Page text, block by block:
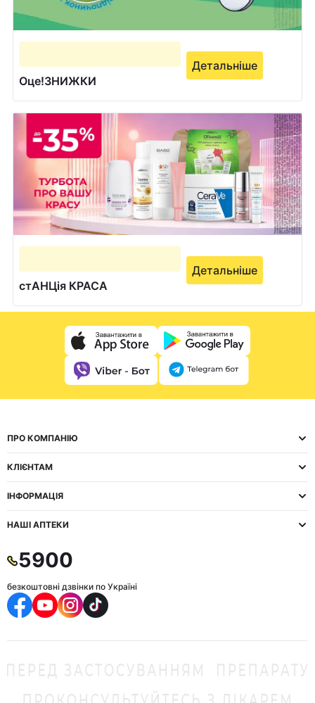
Оце!ЗНИЖКИ
Детальніше
стАНЦія КРАСА
Детальніше
ПРО КОМПАНІЮ
КЛІЄНТАМ
ІНФОРМАЦІЯ
НАШІ АПТЕКИ
5900
безкоштовні дзвінки по Україні